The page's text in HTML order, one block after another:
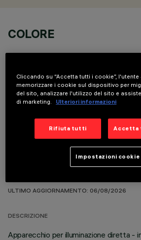
COLORE
COMPONENTI
ULTIMO AGGIORNAMENTO: 06/08/2026
DESCRIZIONE
Apparecchio per illuminazione diretta -
Cliccando su “Accetta tutti i cookie”, l'utente
memorizzare i cookie sul dispositivo per
del sito, analizzare l'utilizzo del sito e
di marketing.
Ulteriori informazioni
Rifiuta tutti Accetta
Impostazioni cookie